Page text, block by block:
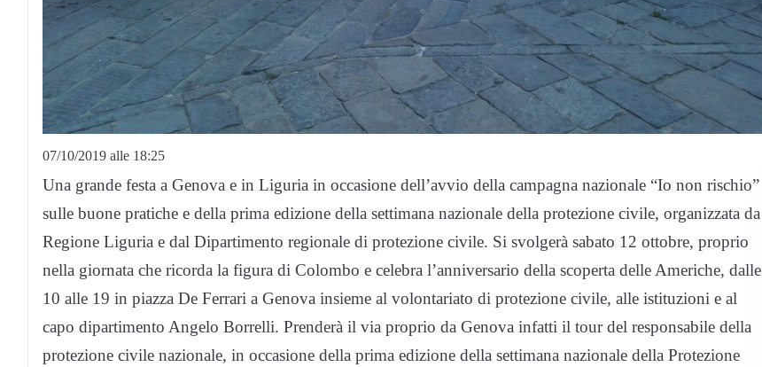
07/10/2019 alle 18:25
Una grande festa a Genova e in Liguria in occasione dell’avvio della campagna nazionale “Io non rischio”
sulle buone pratiche e della prima edizione della settimana nazionale della protezione civile, organizzata da
Regione Liguria e dal Dipartimento regionale di protezione civile. Si svolgerà sabato 12 ottobre, proprio
nella giornata che ricorda la figura di Colombo e celebra l’anniversario della scoperta delle Americhe, dalle
10 alle 19 in piazza De Ferrari a Genova insieme al volontariato di protezione civile, alle istituzioni e al
capo dipartimento Angelo Borrelli. Prenderà il via proprio da Genova infatti il tour del responsabile della
protezione civile nazionale, in occasione della prima edizione della settimana nazionale della Protezione